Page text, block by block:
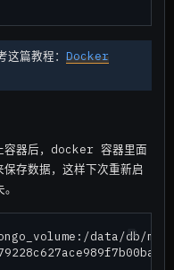
篇教程： Docker
容器后，docker 容器里面
存数据，这样下次重新启
data/db/